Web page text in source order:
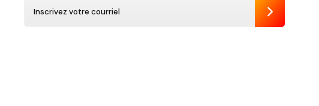
Envoyer